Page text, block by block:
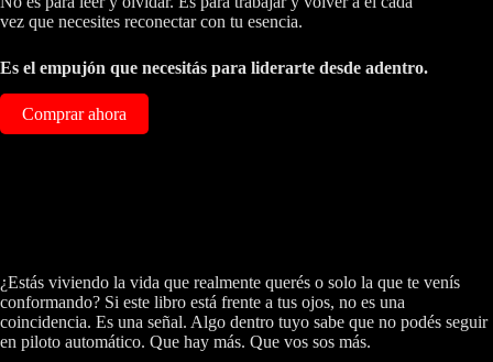
vez que necesites reconectar con tu esencia.
Es el empujón que necesitás para liderarte desde adentro.
Comprar ahora
¿Estás viviendo la vida que realmente querés o solo la que te venís
conformando? Si este libro está frente a tus ojos, no es una
coincidencia. Es una señal. Algo dentro tuyo sabe que no podés seguir
en piloto automático. Que hay más. Que vos sos más.